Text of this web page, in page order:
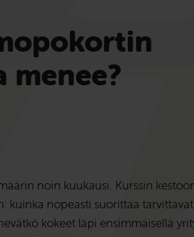
menee?
noin kuukausi. Kurssin
kuinka nopeasti suorittaa
kokeet läpi ensimmäisellä